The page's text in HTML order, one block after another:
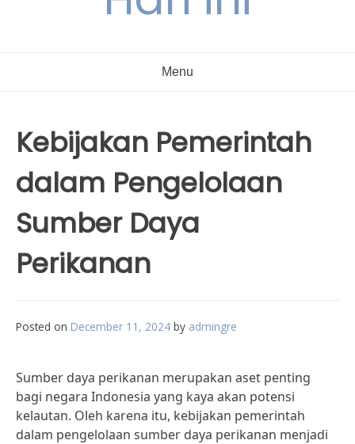
Menu
Kebijakan Pemerintah
dalam Pengelolaan
Sumber Daya
Perikanan
Posted on December 11, 2024 by admingre
Sumber daya perikanan merupakan aset penting
bagi negara Indonesia yang kaya akan potensi
kelautan. Oleh karena itu, kebijakan pemerintah
dalam pengelolaan sumber daya perikanan menjadi